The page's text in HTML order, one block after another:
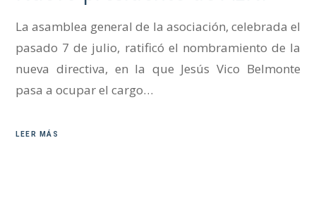
La asamblea general de la asociación, celebrada el
pasado 7 de julio, ratificó el nombramiento de la
nueva directiva, en la que Jesús Vico Belmonte
pasa a ocupar el cargo…
LEER MÁS